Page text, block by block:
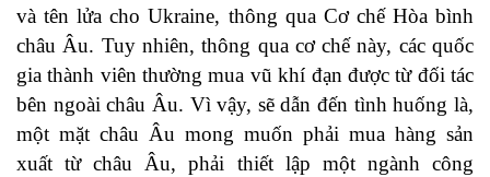
và tên lửa cho Ukraine, thông qua Cơ chế Hòa bình
châu Âu. Tuy nhiên, thông qua cơ chế này, các quốc
gia thành viên thường mua vũ khí đạn được từ đối tác
bên ngoài châu Âu. Vì vậy, sẽ dẫn đến tình huống là,
một mặt châu Âu mong muốn phải mua hàng sản
xuất từ châu Âu, phải thiết lập một ngành công